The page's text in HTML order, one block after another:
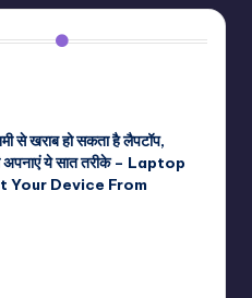
खराब हो सकता है लैपटॉप,
अपनाएं ये सात तरीके – Laptop
Your Device From